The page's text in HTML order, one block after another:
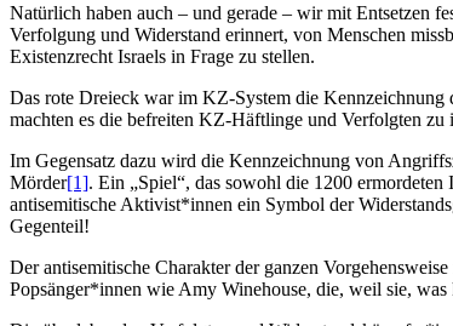
Natürlich haben auch – und gerade – wir mit Entsetzen
Verfolgung und Widerstand erinnert, von Menschen
Existenzrecht Israels in Frage zu stellen.
Das rote Dreieck war im KZ-System die Kennzeichnung
machten es die befreiten KZ-Häftlinge und Verfolgten
Im Gegensatz dazu wird die Kennzeichnung von
Mörder[1]. Ein „Spiel“, das sowohl die 1200
antisemitische Aktivist*innen ein Symbol der
Gegenteil!
Der antisemitische Charakter der ganzen
Popsänger*innen wie Amy Winehouse, die, weil sie,